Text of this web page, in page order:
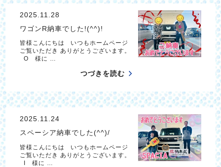
2025.11.28
ワゴンR納車でした!(^^)!
皆様こんにちは いつもホームページ
ご覧いただき ありがとうございます。
O 様に …
つづきを読む
2025.11.24
スペーシア納車でした(^^)/
皆様こんにちは いつもホームページ
ご覧いただき ありがとうございます。
I 様に …